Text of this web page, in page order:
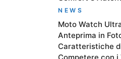
NEWS
Moto Watch
Anteprima in
Caratteristiche